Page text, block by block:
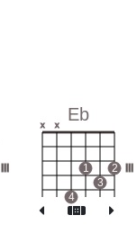
Eb
x x
4
1
3
2